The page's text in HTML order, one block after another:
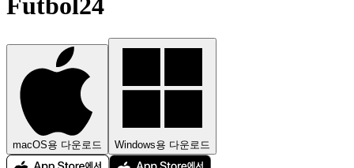
Futbol24
macOS용 다운로드 Windows용 다운로드